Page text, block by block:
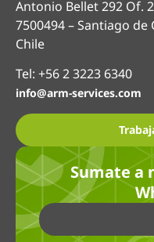
Antonio Bellet 292 Of.
7500494 – Santiago de
Chile
Tel: +56 2 3223 6340
info@arm-services.com
Sumate a